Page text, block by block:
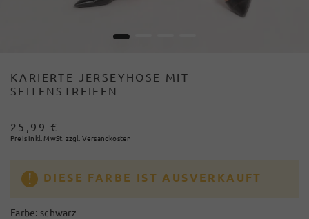
1
KARIERTE JERSEYHOSE MIT
SEITENSTREIFEN
25,99 €
Preis inkl. MwSt. zzgl. Versandkosten
DIESE FARBE IST AUSVERKAUFT
Farbe: schwarz